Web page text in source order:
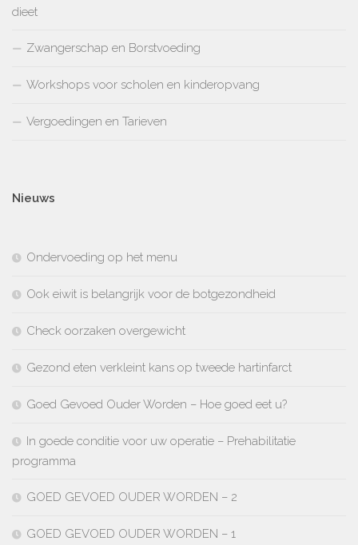
dieet
Zwangerschap en Borstvoeding
Workshops voor scholen en kinderopvang
Vergoedingen en Tarieven
Nieuws
Ondervoeding op het menu
Ook eiwit is belangrijk voor de botgezondheid
Check oorzaken overgewicht
Gezond eten verkleint kans op tweede hartinfarct
Goed Gevoed Ouder Worden – Hoe goed eet u?
In goede conditie voor uw operatie – Prehabilitatie
programma
GOED GEVOED OUDER WORDEN – 2
GOED GEVOED OUDER WORDEN – 1